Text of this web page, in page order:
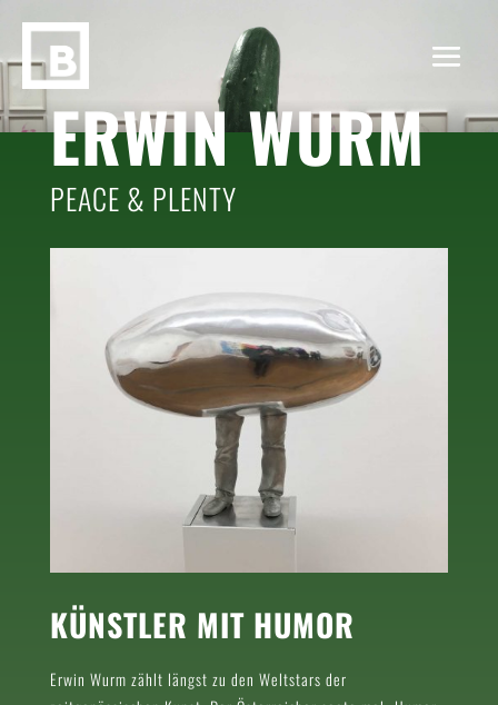
ERWIN WURM
PEACE & PLENTY
KÜNSTLER MIT HUMOR
Erwin Wurm zählt längst zu den Weltstars der